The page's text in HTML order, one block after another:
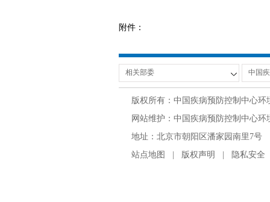
附件：
版权所有：中国疾病预防控制中心环
网站维护：中国疾病预防控制中心
地址：北京市朝阳区潘家园南里7号
站点地图
版权声明 隐私安全